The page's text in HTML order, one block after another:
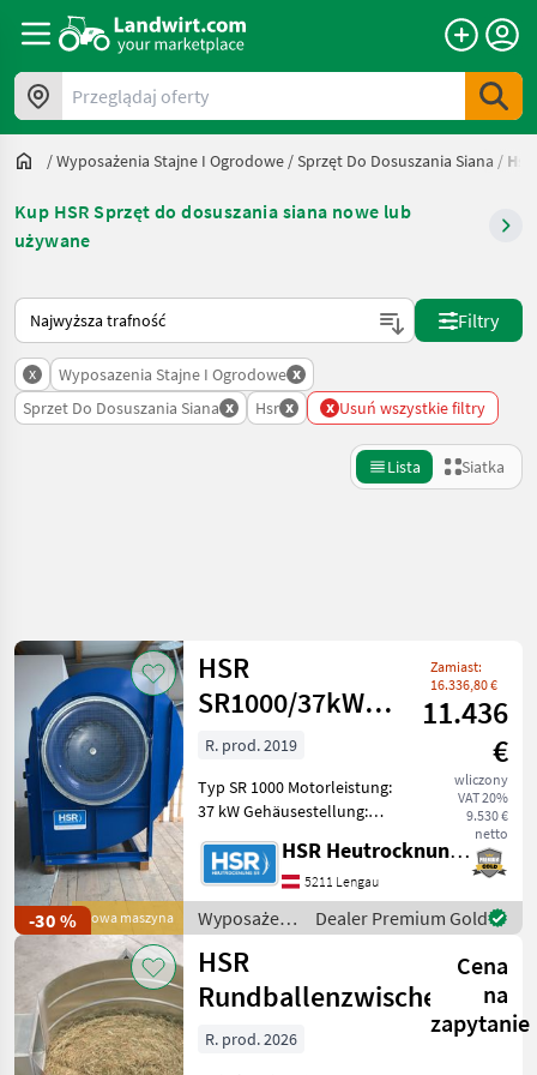
Przeglądaj oferty
/Wyposażenia Stajne I Ogrodowe /Sprzęt Do Dosuszania Siana / Hsr
Kup HSR Sprzęt do dosuszania siana nowe lub
używane
Tak sortuje się na Landwirt.com
Filtry
x Wyposazenia Stajne I Ogrodowe x
Sprzet Do Dosuszania Siana x Hsr x x Usuń wszystkie filtry
Lista Siatka
Kategoria 4 Kraj
AKTUALNA
ŚCIEŻKA
technika
rolnicza
Wyposazenia
Stajne I
Ogrodowe
Sprzet Do
Dosuszania
Siana
Hsr
WYBIERZ
KATEGORIĘ
Zresetuj
Pokaż 29
wyników
-30 % Nowa maszyna
HSR
SR1000/37kW
VarioElite
Zamiast:
16.336,80 €
11.436
€
wliczony
VAT 20%
9.530 €
netto
R. prod. 2019
Typ SR 1000 Motorleistung:
37 kW Gehäusestellung:
Ausführung: - IE2 Motor
verbaut! - Einseitig
saugender
Hochleistungsradialventilator,
-
HSR Heutrocknung SR GmbH
5211 Lengau
Wyposażenia
stajne i
ogrodowe /
HSR
Dealer Premium Gold
HSR
Rundballenzwischenringe
Cena
na
zapytanie
R. prod. 2026